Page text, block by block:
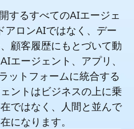
するすべてのAIエージェ
アロンAIではなく、デー
顧客履歴にもとづいて動
エージェント、アプリ、
ットフォームに統合する
ントはビジネスの上に乗
ではなく、人間と並んで
になります。